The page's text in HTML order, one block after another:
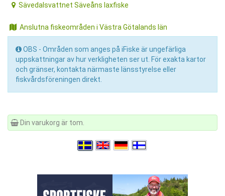
Sävedalsvattnet Säveåns laxfiske
Anslutna fiskeområden i Västra Götalands län
OBS - Områden som anges på iFiske är ungefärliga
uppskattningar av hur verkligheten ser ut. För exakta kartor
och gränser, kontakta närmaste länsstyrelse eller
fiskvårdsföreningen direkt.
Din varukorg är tom.